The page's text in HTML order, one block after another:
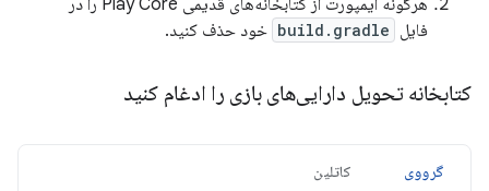
هرگونه ایمپورت از کتابخانه‌های قدیمی Play Core را در
فایل build.gradle خود حذف کنید.
کتابخانه تحویل دارایی‌های بازی را ادغام کنید
گرووی کاتلین